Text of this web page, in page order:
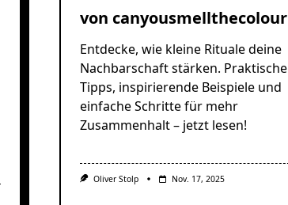
von canyousmellthecolour
Entdecke, wie kleine Rituale deine
Nachbarschaft stärken. Praktische
Tipps, inspirierende Beispiele und
einfache Schritte für mehr
Zusammenhalt – jetzt lesen!
Oliver Stolp Nov. 17, 2025